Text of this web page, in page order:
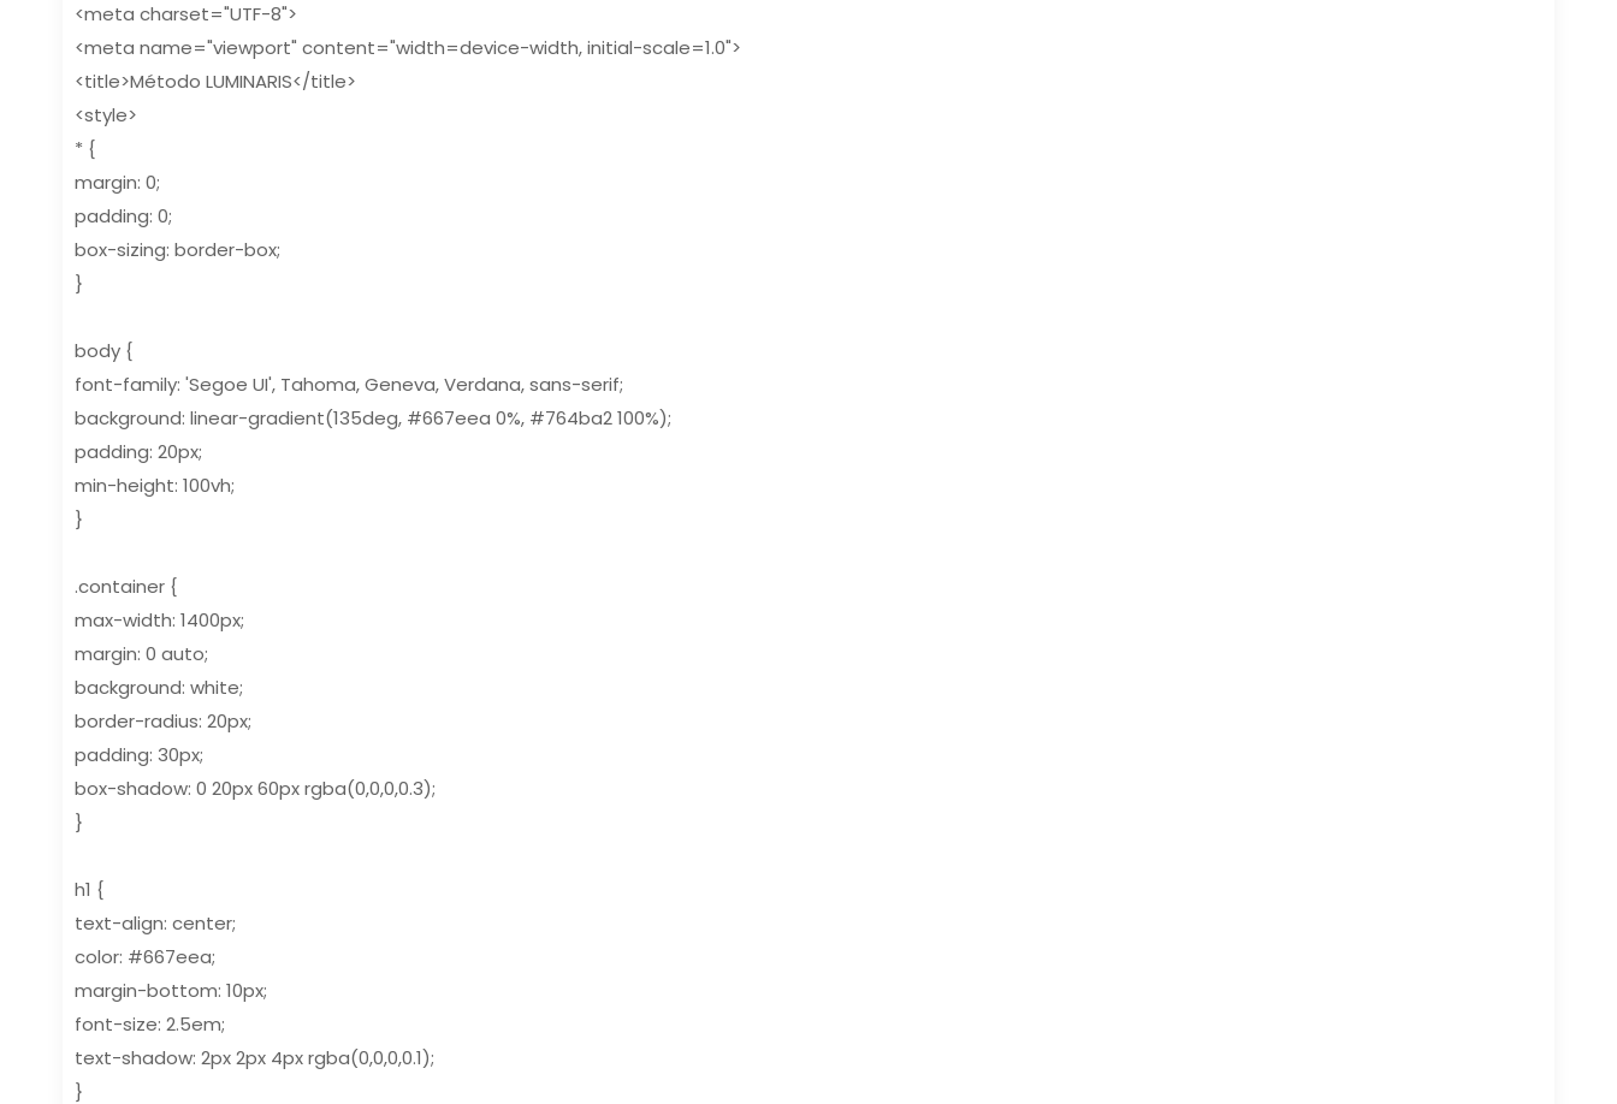
<meta charset="UTF-8">
<meta name="viewport" content="width=device-width, initial-scale=1.0">
<title>Método LUMINARIS</title>
<style>
* {
margin: 0;
padding: 0;
box-sizing: border-box;
}
body {
font-family: 'Segoe UI', Tahoma, Geneva, Verdana, sans-serif;
background: linear-gradient(135deg, #667eea 0%, #764ba2 100%);
padding: 20px;
min-height: 100vh;
}
.container {
max-width: 1400px;
margin: 0 auto;
background: white;
border-radius: 20px;
padding: 30px;
box-shadow: 0 20px 60px rgba(0,0,0,0.3);
}
h1 {
text-align: center;
color: #667eea;
margin-bottom: 10px;
font-size: 2.5em;
text-shadow: 2px 2px 4px rgba(0,0,0,0.1);
}